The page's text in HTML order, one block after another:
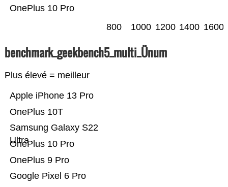
OnePlus 10 Pro
800 1000 1200 1400 1600
benchmark_geekbench5_multi_Ünum
Plus élevé = meilleur
Google Pixel 6 Pro
OnePlus 9 Pro
OnePlus 10 Pro
Samsung Galaxy S22
Ultra
OnePlus 10T
Apple iPhone 13 Pro